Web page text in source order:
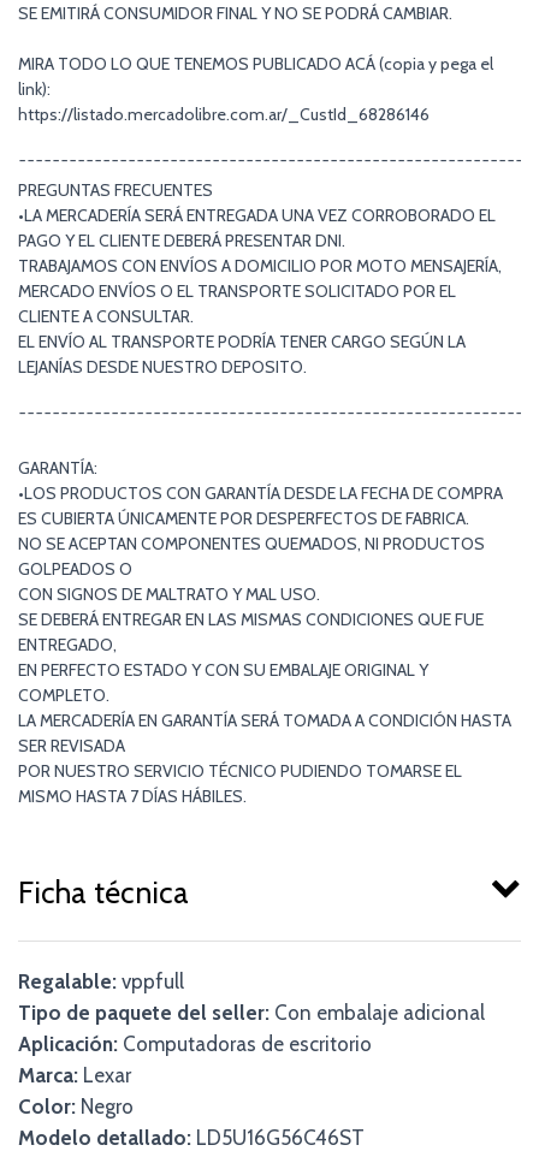
SE EMITIRÁ CONSUMIDOR FINAL Y NO SE PODRÁ CAMBIAR.
MIRA TODO LO QUE TENEMOS PUBLICADO ACÁ (copia y pega el
link):
https://listado.mercadolibre.com.ar/_CustId_68286146
PREGUNTAS FRECUENTES
•LA MERCADERÍA SERÁ ENTREGADA UNA VEZ CORROBORADO EL
PAGO Y EL CLIENTE DEBERÁ PRESENTAR DNI.
TRABAJAMOS CON ENVÍOS A DOMICILIO POR MOTO MENSAJERÍA,
MERCADO ENVÍOS O EL TRANSPORTE SOLICITADO POR EL
CLIENTE A CONSULTAR.
EL ENVÍO AL TRANSPORTE PODRÍA TENER CARGO SEGÚN LA
LEJANÍAS DESDE NUESTRO DEPOSITO.
GARANTÍA:
•LOS PRODUCTOS CON GARANTÍA DESDE LA FECHA DE COMPRA
ES CUBIERTA ÚNICAMENTE POR DESPERFECTOS DE FABRICA.
NO SE ACEPTAN COMPONENTES QUEMADOS, NI PRODUCTOS
GOLPEADOS O
CON SIGNOS DE MALTRATO Y MAL USO.
SE DEBERÁ ENTREGAR EN LAS MISMAS CONDICIONES QUE FUE
ENTREGADO,
EN PERFECTO ESTADO Y CON SU EMBALAJE ORIGINAL Y
COMPLETO.
LA MERCADERÍA EN GARANTÍA SERÁ TOMADA A CONDICIÓN HASTA
SER REVISADA
POR NUESTRO SERVICIO TÉCNICO PUDIENDO TOMARSE EL
MISMO HASTA 7 DÍAS HÁBILES.
Ficha técnica
Regalable: vppfull
Tipo de paquete del seller: Con embalaje adicional
Aplicación: Computadoras de escritorio
Marca: Lexar
Color: Negro
Modelo detallado: LD5U16G56C46ST